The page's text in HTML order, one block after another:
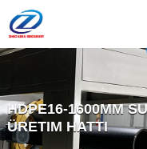
HDPE16-1600MM
ÜRETIM HATTI